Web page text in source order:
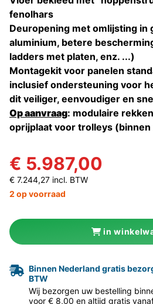
fenolhars
Deuropening met omlijsting in
aluminium, betere
ladders met platen, enz. ...)
Montagekit voor panelen
inclusief ondersteuning voor
dit veiliger, eenvoudiger en
Op aanvraag: modulaire
oprijplaat voor trolleys (binnen
€ 5.987,00
€ 7.244,27 incl. BTW
2 op voorraad
in
Binnen Nederland gratis
BTW
Wij bezorgen uw bestelling
voor € 8,00 en altijd gratis